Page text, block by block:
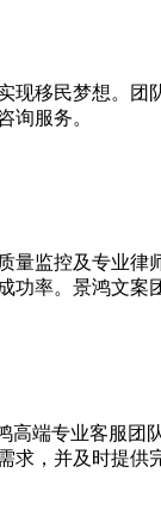
现移民梦想。
询服务。
量监控及专业
功率。景鸿文案
高端专业客服
，并及时提供